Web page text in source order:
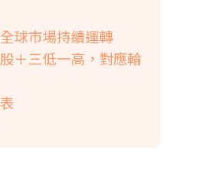
球市場持續運轉
＋三低一高，對應輪